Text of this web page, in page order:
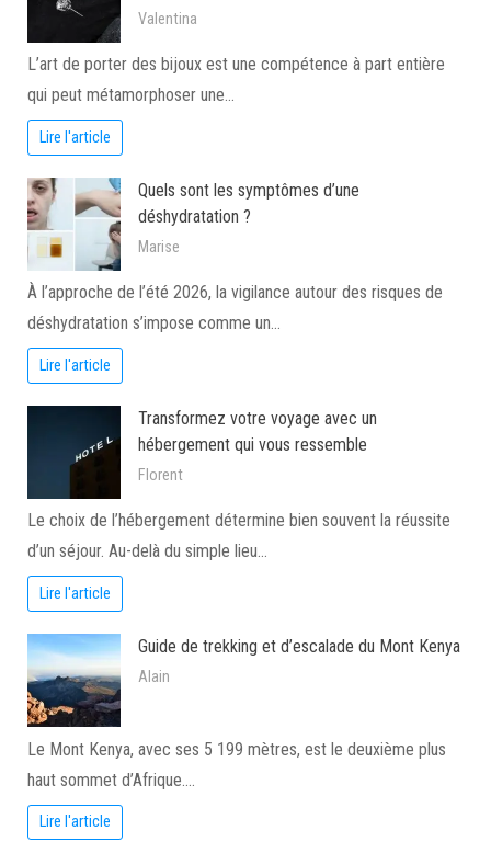
Valentina
L’art de porter des bijoux est une compétence à part entière
qui peut métamorphoser une…
Lire l'article
Quels sont les symptômes d’une
déshydratation ?
Marise
À l’approche de l’été 2026, la vigilance autour des risques de
déshydratation s’impose comme un…
Lire l'article
Transformez votre voyage avec un
hébergement qui vous ressemble
Florent
Le choix de l’hébergement détermine bien souvent la réussite
d’un séjour. Au-delà du simple lieu…
Lire l'article
Guide de trekking et d’escalade du Mont Kenya
Alain
Le Mont Kenya, avec ses 5 199 mètres, est le deuxième plus
haut sommet d’Afrique.…
Lire l'article